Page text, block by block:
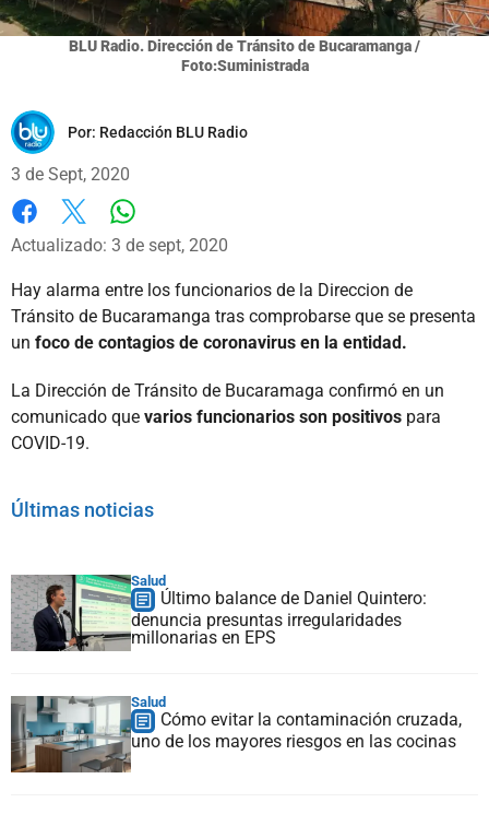
BLU Radio. Dirección de Tránsito de Bucaramanga /
Foto:Suministrada
Por: Redacción BLU Radio
3 de Sept, 2020
Facebook
X
Actualizado: 3 de sept, 2020
Hay alarma entre los funcionarios de la Direccion de
Tránsito de Bucaramanga tras comprobarse que se presenta
un foco de contagios de coronavirus en la entidad.
La Dirección de Tránsito de Bucaramaga confirmó en un
comunicado que varios funcionarios son positivos para
COVID-19.
Últimas noticias
Salud
Último balance de Daniel Quintero:
denuncia presuntas irregularidades
millonarias en EPS
Salud
Cómo evitar la contaminación cruzada,
uno de los mayores riesgos en las cocinas